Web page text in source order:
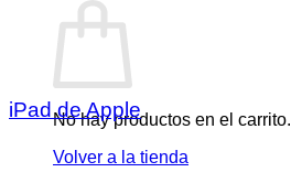
No hay productos en el carrito.
Volver a la tienda
iPad de Apple